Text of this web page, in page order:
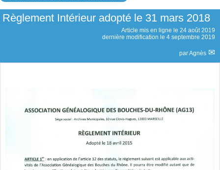
Règlement Intérieur adopté le 31 mars 2018
Article mis en ligne le 24 août 2019
dernière modification le 4 septembre 2019
parAgnès